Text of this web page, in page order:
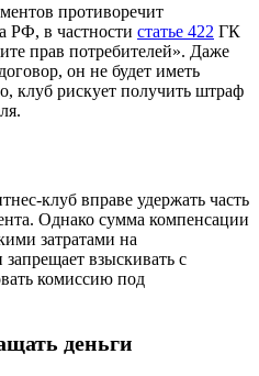
противоречит
РФ, в частности статье 422 ГК
прав потребителей». Даже
он не будет иметь
клуб рискует получить штраф
клуб вправе удержать часть
Однако сумма компенсации
затратами на
взыскивать с
комиссию под
деньги